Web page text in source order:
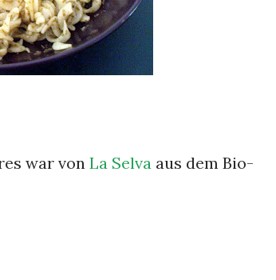
war von La Selva aus dem Bio-